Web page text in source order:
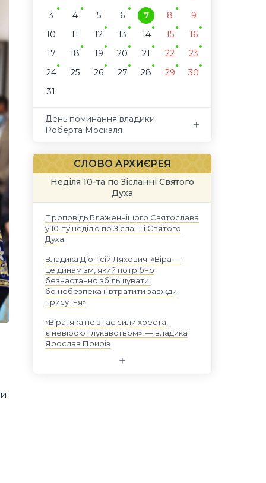
3
4 5 6 7 8
9
10
11 12 13 14 15
16
17
18 19 20 21 22
23
24
25 26 27 28 29
30
31
День поминання владики
Роберта Москаля
СЛОВО АРХИЄРЕЯ
Неділя 10-та по Зісланні Святого
Духа
Проповідь Блаженнішого Святослава
у 10-ту неділю по Зісланні Святого
Духа
Владика Діонісій Ляхович: «Віра —
це динамізм, який потрібно
безнастанно збільшувати,
бо небезпека її втратити завжди
присутня»
«Віра, яка не знає сили хреста,
є невірою і лукавством», — владика
Ярослав Приріз